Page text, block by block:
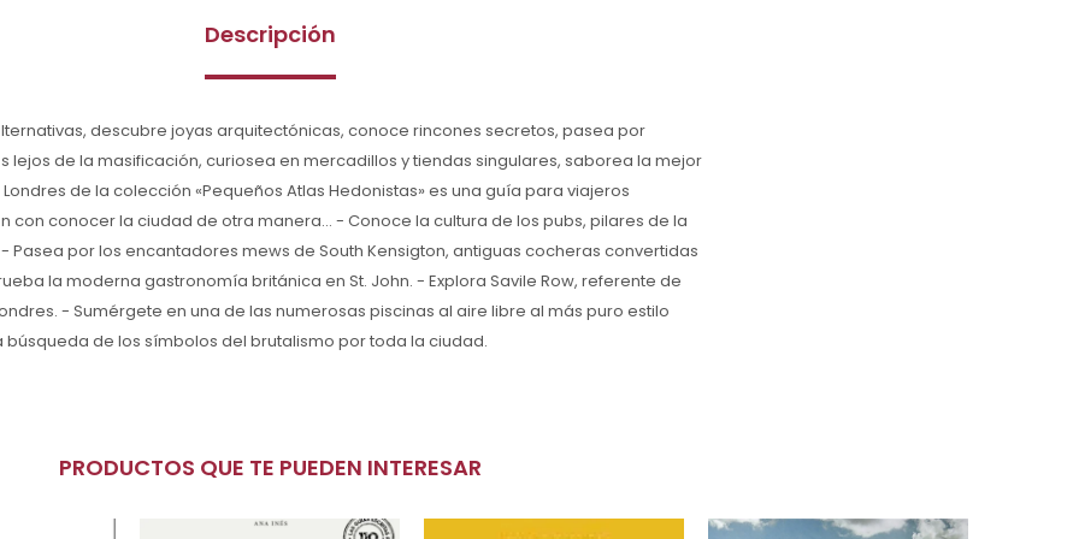
Descripción
descubre joyas arquitectónicas, conoce rincones secretos, pasea por
lejos de la masificación, curiosea en mercadillos y tiendas singulares, saborea la mejor
Londres de la colección «Pequeños Atlas Hedonistas» es una guía para viajeros
con conocer la ciudad de otra manera... - Conoce la cultura de los pubs, pilares de la
Pasea por los encantadores mews de South Kensigton, antiguas cocheras convertidas
la moderna gastronomía británica en St. John. - Explora Savile Row, referente de
- Sumérgete en una de las numerosas piscinas al aire libre al más puro estilo
búsqueda de los símbolos del brutalismo por toda la ciudad.
PRODUCTOS QUE TE PUEDEN INTERESAR